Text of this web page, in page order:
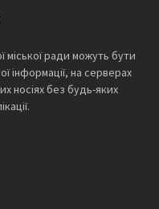
міської ради можуть бути
інформації, на серверах
носіях без будь-яких